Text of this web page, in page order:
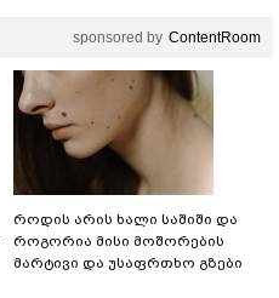
გურამ დადიანიძე გაუჩინარდა?
sponsored by ContentRoom
როდის არის ხალი საშიში და
როგორია მისი მოშორების
მარტივი და უსაფრთხო გზები